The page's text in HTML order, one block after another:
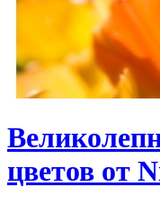
цветов от